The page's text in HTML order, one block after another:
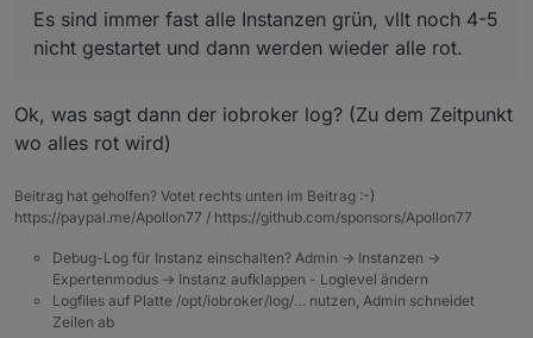
    at Socket.emit (events.js:400:28)
    at TCP.<anonymous> (net.js:686:12)
Ich mach nochmal ein Update und danach ein reboot.
Es sind immer fast alle Instanzen grün, vllt noch 4-5
nicht gestartet und dann werden wieder alle rot.
Ok, was sagt dann der iobroker log? (Zu dem Zeitpunkt
wo alles rot wird)
Beitrag hat geholfen? Votet rechts unten im Beitrag :-)
https://paypal.me/Apollon77 / https://github.com/sponsors/Apollon77
Debug-Log für Instanz einschalten? Admin -> Instanzen ->
Expertenmodus -> Instanz aufklappen - Loglevel ändern
Logfiles auf Platte /opt/iobroker/log/… nutzen, Admin schneidet
Zeilen ab